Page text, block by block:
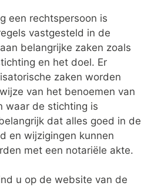
een rechtspersoon is
vastgesteld in de
belangrijke zaken zoals
en het doel. Er
zaken worden
van het benoemen van
waar de stichting is
dat alles goed in de
en wijzigingen kunnen
met een notariële akte.
u op de website van de